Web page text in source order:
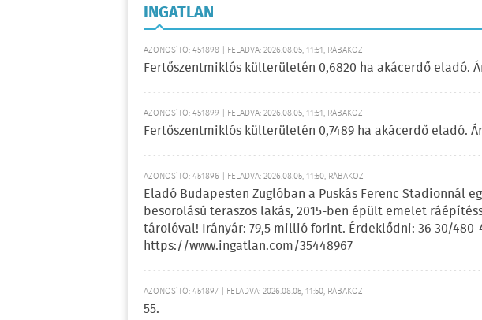
INGATLAN
AZONOSÍTÓ: 451898 | FELADVA: 2026.08.05, 11:51, RÁBAKÖZ
Fertőszentmiklós külterületén 0,6820 ha akácerdő eladó.
AZONOSÍTÓ: 451899 | FELADVA: 2026.08.05, 11:51, RÁBAKÖZ
Fertőszentmiklós külterületén 0,7489 ha akácerdő eladó.
AZONOSÍTÓ: 451896 | FELADVA: 2026.08.05, 11:50, RÁBAKÖZ
Eladó Budapesten Zuglóban a Puskás Ferenc Stadionnál
besorolású teraszos lakás, 2015-ben épült emelet
tárolóval! Irányár: 79,5 millió forint. Érdeklődni: 36 30/480-
https://www.ingatlan.com/35448967
AZONOSÍTÓ: 451897 | FELADVA: 2026.08.05, 11:50, RÁBAKÖZ
55.